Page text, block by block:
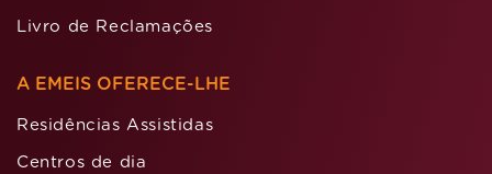
Livro de Reclamações
A EMEIS OFERECE-LHE
Residências Assistidas
Centros de dia